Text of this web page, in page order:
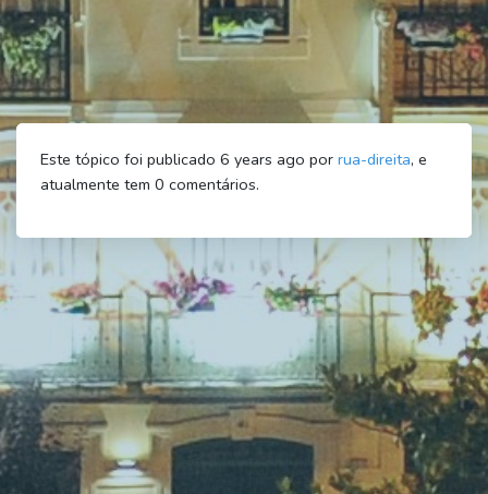
Este tópico foi publicado 6 years ago por rua-direita, e
atualmente tem 0 comentários.